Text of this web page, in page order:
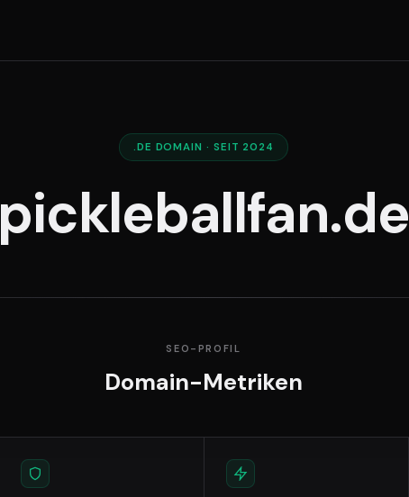
.DE DOMAIN · SEIT 2024
pickleballfan.de
SEO-PROFIL
Domain-Metriken